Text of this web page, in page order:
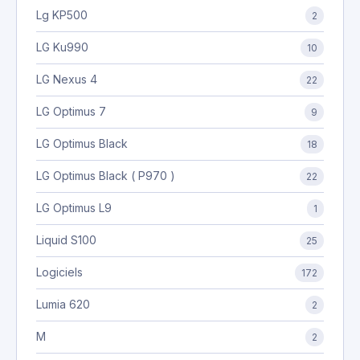
Lg KP500 2
LG Ku990 10
LG Nexus 4 22
LG Optimus 7 9
LG Optimus Black 18
LG Optimus Black ( P970 ) 22
LG Optimus L9 1
Liquid S100 25
Logiciels 172
Lumia 620 2
M 2